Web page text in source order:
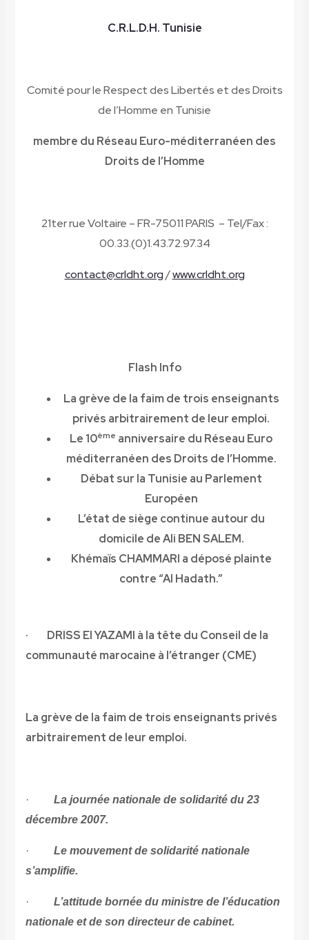
C.R.L.D.H. Tunisie
Comité pour le Respect des Libertés et des Droits
de l’Homme en Tunisie
membre du Réseau Euro-méditerranéen des
Droits de l’Homme
21ter rue Voltaire – FR-75011 PARIS – Tel/Fax :
00.33.(0)1.43.72.97.34
contact@crldht.org/www.crldht.org
Flash Info
La grève de la faim de trois enseignants
privés arbitrairement de leur emploi.
Le 10ème anniversaire du Réseau Euro
méditerranéen des Droits de l’Homme.
Débat sur la Tunisie au Parlement
Européen
L’état de siège continue autour du
domicile de Ali BEN SALEM.
Khémaïs CHAMMARI a déposé plainte
contre “Al Hadath.”
·
DRISS El YAZAMI à la tête du Conseil de la
communauté marocaine à l’étranger (CME)
La grève de la faim de trois enseignants privés
arbitrairement de leur emploi.
·
La journée nationale de solidarité du 23
décembre 2007.
·
Le mouvement de solidarité nationale
s’amplifie.
·
L’attitude bornée du ministre de l’éducation
nationale et de son directeur de cabinet.